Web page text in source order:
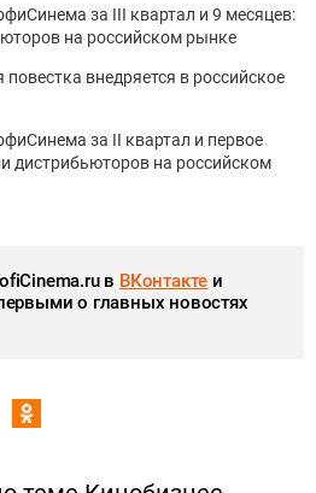
за III квартал и 9 месяцев:
на российском рынке
повестка внедряется в российское
за II квартал и первое
дистрибьюторов на российском
в ВКонтакте и
о главных новостях